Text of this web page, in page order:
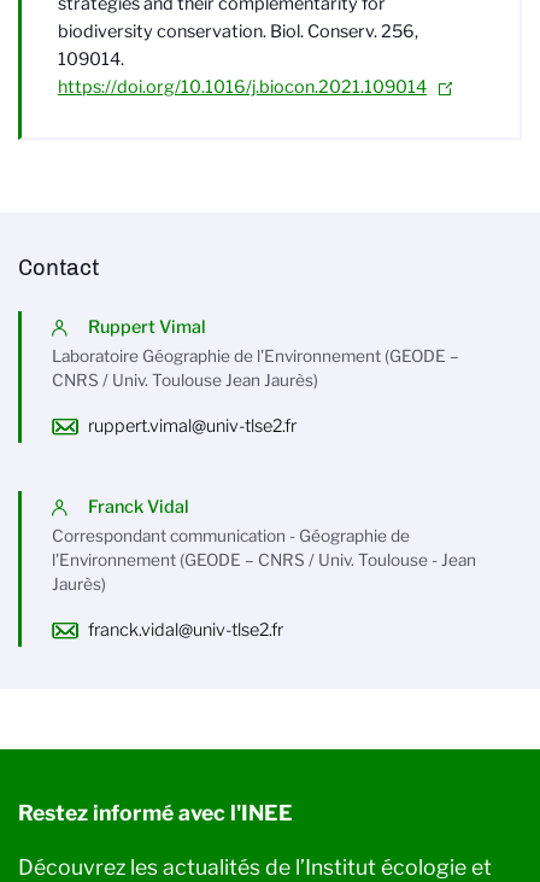
biodiversity conservation. Biol. Conserv. 256,
109014.
https://doi.org/10.1016/j.biocon.2021.109014
Contact
Ruppert Vimal
Laboratoire Géographie de l'Environnement (GEODE –
CNRS / Univ. Toulouse Jean Jaurès)
ruppert.vimal@univ-tlse2.fr
Franck Vidal
Correspondant communication - Géographie de
l'Environnement (GEODE – CNRS / Univ. Toulouse - Jean
Jaurès)
franck.vidal@univ-tlse2.fr
Restez informé avec l'INEE
Découvrez les actualités de l’Institut écologie et